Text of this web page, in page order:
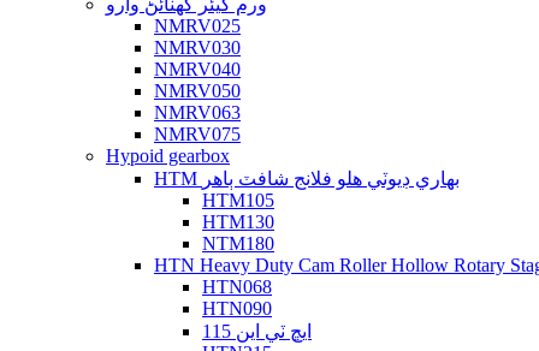
ورم گيئر گهٽائڻ وارو
NMRV025
NMRV030
NMRV040
NMRV050
NMRV063
NMRV075
Hypoid gearbox
HTM بھاري ڊيوٽي ھلو فلانج شافٽ ٻاھر
HTM105
HTM130
NTM180
HTN Heavy Duty Cam Roller Hollow Rotary
HTN068
HTN090
ايڇ ٽي اين 115